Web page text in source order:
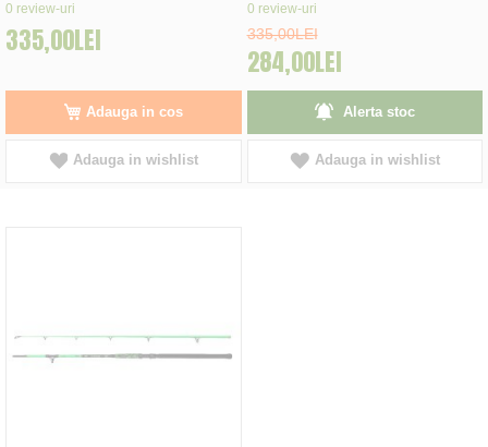
0 review-uri
335,00LEI
Adauga in cos
Adauga in wishlist
0 review-uri
335,00LEI
284,00LEI
Alerta stoc
Adauga in wishlist